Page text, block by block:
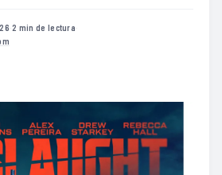
·2 min de lectura·